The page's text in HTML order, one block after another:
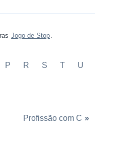
Jogo de Stop.
P R S T U
Profissão com C »